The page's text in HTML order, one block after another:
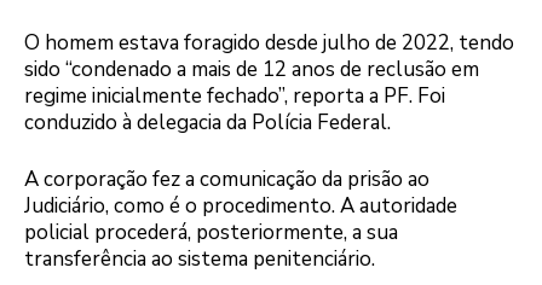
O homem estava foragido desde julho de 2022, tendo
sido “condenado a mais de 12 anos de reclusão em
regime inicialmente fechado”, reporta a PF. Foi
conduzido à delegacia da Polícia Federal.
A corporação fez a comunicação da prisão ao
Judiciário, como é o procedimento. A autoridade
policial procederá, posteriormente, a sua
transferência ao sistema penitenciário.